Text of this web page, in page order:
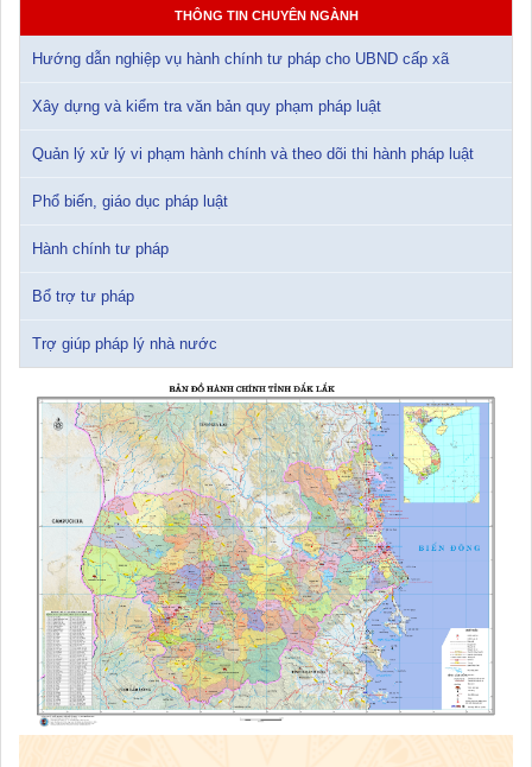
Tài liệu Hội nghị công chức, viên chức và người lao động năm
15/01/2026 15:29:29
Tài liệu Hội nghị triển khai công tác tư pháp năm 2026
Sổ tay tìm hiểu các quy định pháp luật về đăng ký doanh nghiệp và
Đắk Lắk: Quyết tâm thực hiện hiệu quả Kế hoạch phòng, chống
24/10/2025 17:14:42
THÔNG TIN CHUYÊN NGÀNH
Hướng dẫn nghiệp vụ hành chính tư pháp cho UBND cấp xã
Xây dựng và kiểm tra văn bản quy phạm pháp luật
Quản lý xử lý vi phạm hành chính và theo dõi thi hành pháp luật
Phổ biến, giáo dục pháp luật
Hành chính tư pháp
Bổ trợ tư pháp
Trợ giúp pháp lý nhà nước